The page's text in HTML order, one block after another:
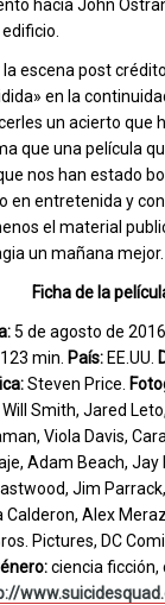
hacía John
la escena post
en la
un acierto que
que una película
nos han estado
en entretenida y
el material
un mañana mejor.
Ficha de la
5 de agosto de
123 min. País: EE.UU.
Steven Price.
Smith, Jared
Viola Davis,
Adam Beach, Jay
Jim
Calderon, Alex
Pictures, DC
ciencia ficción,